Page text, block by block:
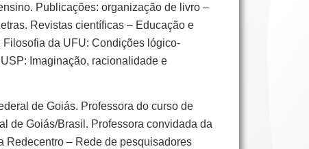
Publicações: organização de livro –
Revistas científicas – Educação e
da UFU: Condições lógico-
Imaginação, racionalidade e
de Goiás. Professora do curso de
de Goiás/Brasil. Professora convidada da
Redecentro – Rede de pesquisadores